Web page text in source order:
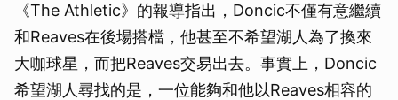
《The Athletic》的報導指出，Doncic不僅有意繼續
和Reaves在後場搭檔，他甚至不希望湖人為了換來
大咖球星，而把Reaves交易出去。事實上，Doncic
希望湖人尋找的是，一位能夠和他以Reaves相容的